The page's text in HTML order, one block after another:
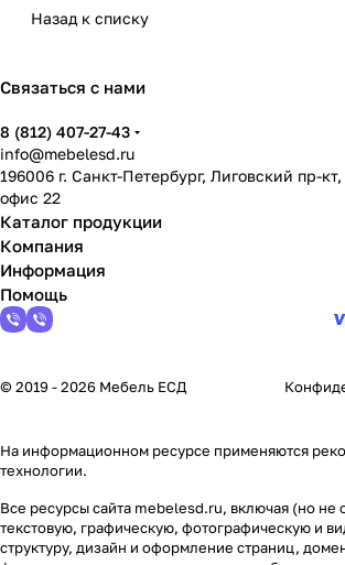
Назад к списку
Связаться с нами
8 (812) 407-27-43
info@mebelesd.ru
196006 г. Санкт-Петербург, Лиговский пр-
офис 22
Каталог продукции
Компания
Информация
Помощь
© 2019 - 2026 Мебель ЕСД
На информационном ресурсе применяются
технологии.
Все ресурсы сайта mebelesd.ru, включая (но не
текстовую, графическую, фотографическую и
структуру, дизайн и оформление страниц,